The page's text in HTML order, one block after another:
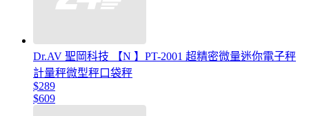
Dr.AV 聖岡科技 【N 】PT-2001 超精密微量迷你電子秤
計量秤微型秤口袋秤
$289
$609